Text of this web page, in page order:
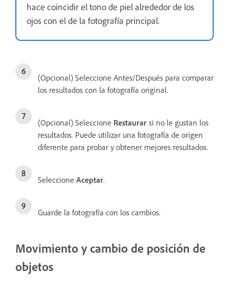
hace coincidir el tono de piel alrededor de los
ojos con el de la fotografía principal.
(Opcional) Seleccione Antes/Después para comparar
los resultados con la fotografía original.
(Opcional) Seleccione Restaurar si no le gustan los
resultados. Puede utilizar una fotografía de origen
diferente para probar y obtener mejores resultados.
Seleccione Aceptar.
Guarde la fotografía con los cambios.
Movimiento y cambio de posición de
objetos